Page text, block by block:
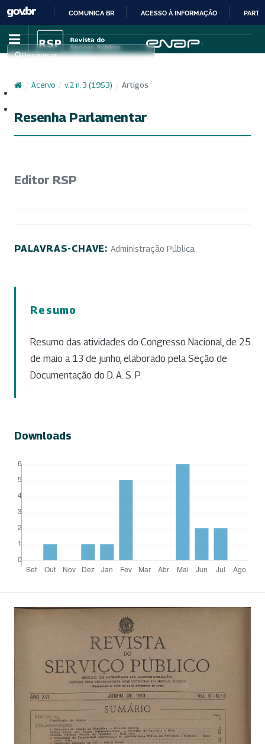
IR
PARA
CONTEÚDO
COMUNICA BR ACESSO À INFORMAÇÃO
Pesquisar
/ Acervo / v. 2 n. 3 (1953) / Artigos
Resenha Parlamentar
Editor RSP
PALAVRAS-CHAVE: Administração Pública
Resumo
Resumo das atividades do Congresso Nacional, de 25
de maio a 13 de junho, elaborado pela Seção de
Documentação do D. A. S. P.
Downloads